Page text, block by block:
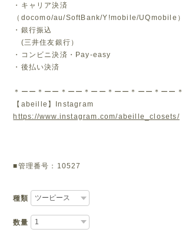
・キャリア決済
（docomo/au/SoftBank/Y!mobile/UQmobile）
・銀行振込
(三井住友銀行）
・コンビニ決済・Pay-easy
・後払い決済
＊ーー＊ーー＊ーー＊ーー＊ーー＊ーー＊ーー＊
【abeille】Instagram
https://www.instagram.com/abeille_closets/
■管理番号：10527
種類
数量